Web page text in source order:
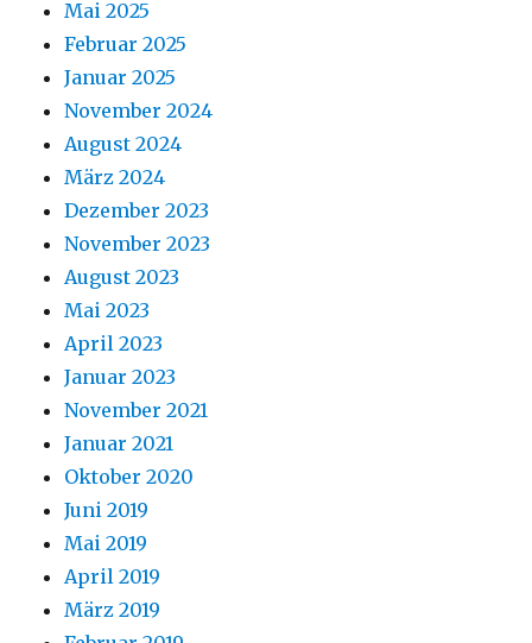
Mai 2025
Februar 2025
Januar 2025
November 2024
August 2024
März 2024
Dezember 2023
November 2023
August 2023
Mai 2023
April 2023
Januar 2023
November 2021
Januar 2021
Oktober 2020
Juni 2019
Mai 2019
April 2019
März 2019